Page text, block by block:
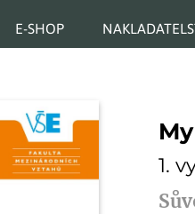
E-SHOP
1.